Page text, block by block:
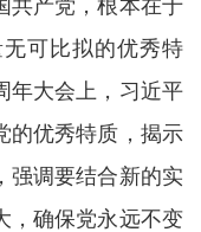
共产党，根本在于
可比拟的优秀特
年大会上，习近平
的优秀特质，揭示
强调要结合新的实
，确保党永远不变